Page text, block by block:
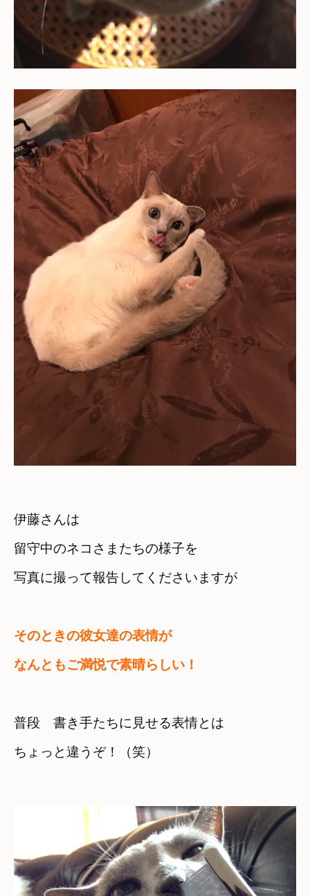
伊藤さんは
留守中のネコさまたちの様子を
写真に撮って報告してくださいますが
そのときの彼女達の表情が
なんともご満悦で素晴らしい！
普段　書き手たちに見せる表情とは
ちょっと違うぞ！（笑）